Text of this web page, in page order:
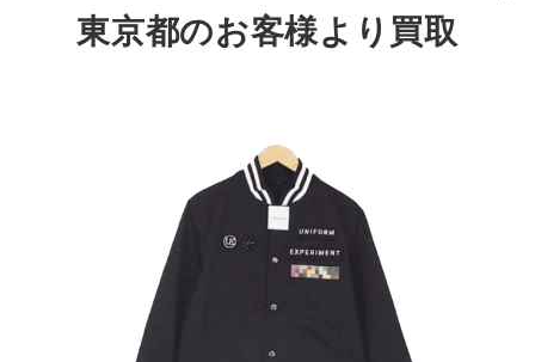
東京都のお客様より買取